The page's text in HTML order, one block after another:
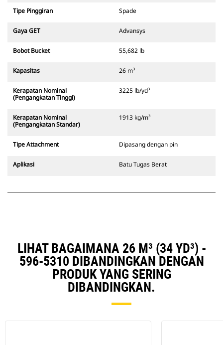
Tipe Pinggiran Spade
Gaya GET Advansys
Bobot Bucket 55,682 lb
Kapasitas 26 m³
Kerapatan Nominal
(Pengangkatan Tinggi)
3225 lb/yd³
Kerapatan Nominal
(Pengangkatan Standar)
1913 kg/m³
Tipe Attachment Dipasang dengan pin
Aplikasi Batu Tugas Berat
LIHAT BAGAIMANA 26 M³ (34 YD³) -
596-5310 DIBANDINGKAN DENGAN
PRODUK YANG SERING
DIBANDINGKAN.